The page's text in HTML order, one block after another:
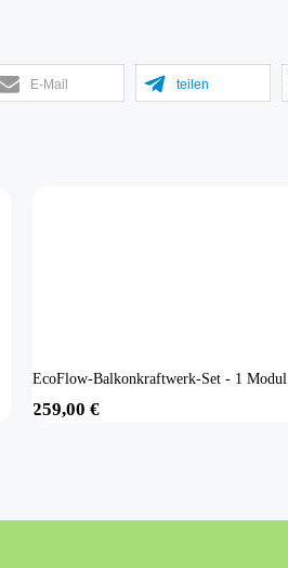
E-Mail teilen
EcoFlow-Balkonkraftwerk-Set - 1 Modul
259,00 €